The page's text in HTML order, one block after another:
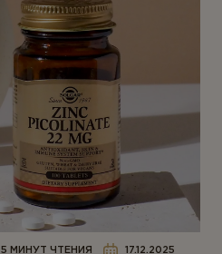
5 МИНУТ ЧТЕНИЯ 17.12.2025